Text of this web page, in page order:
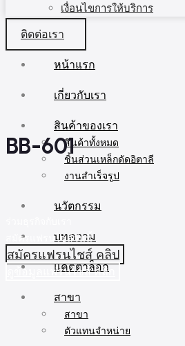
เงื่อนไขการให้บริการ
ติดต่อเรา
หน้าแรก
เกี่ยวกับเรา
สินค้าของเรา
สินค้าทั้งหมด
ชิ้นส่วนเหล็กดัดอิตาลี
งานสำเร็จรูป
นวัตกรรม
บทความ
แคตตาล็อก
สาขา
สาขา
ตัวแทนจำหน่าย
BB-601
สมัครแฟรนไชส์วันนี้
สมัครแฟรนไชส์ คลิป
ดูข้อมูลแฟรนไชส์ คลิก